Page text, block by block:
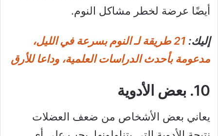
أيضًا عرضة لخطر مشاكل النوم.
إليك:
21 طريقة لـ النوم بسرعة في الليل،
مدعومة بأحدث الدراسات العلمية، وداعا للأرق
10. بعض الأدوية
يعاني بعض الأشخاص من ضعف العضلات